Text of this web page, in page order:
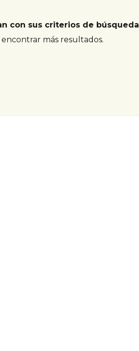
con sus criterios de búsqueda
más resultados.